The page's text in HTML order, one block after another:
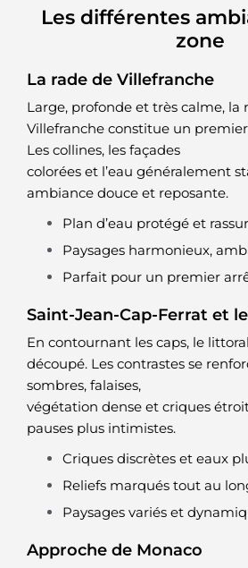
Les différentes
zone
La rade de Villefranche
Large, profonde et très calme, la
Villefranche constitue un
Les collines, les façades
colorées et l’eau généralement
ambiance douce et reposante.
Plan d’eau protégé et
Paysages harmonieux,
Parfait pour un premier
Saint-Jean-Cap-Ferrat et
En contournant les caps, le
découpé. Les contrastes se
sombres, falaises,
végétation dense et criques
pauses plus intimistes.
Criques discrètes et eaux
Reliefs marqués tout au
Paysages variés et
Approche de Monaco